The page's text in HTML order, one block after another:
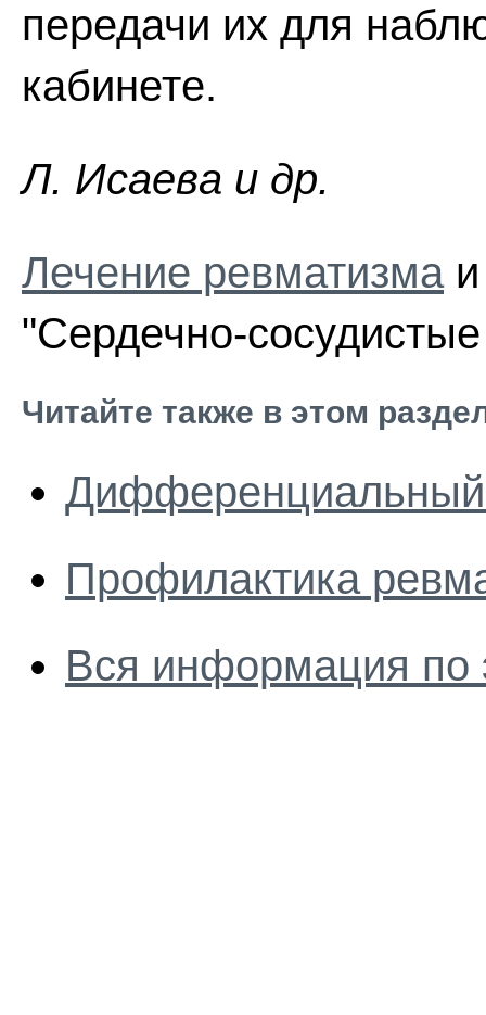
передачи их для
кабинете.
Л. Иcaeвa и др.
Лечение ревматизмаи
"Сердечно-
Читайте также в этом
Дифференциальный
Профилактика
Вся информация по